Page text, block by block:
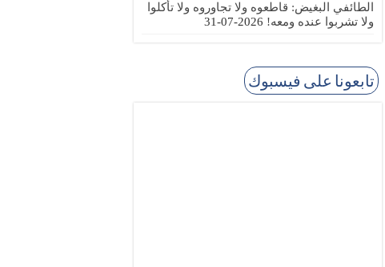
الطائفي البغيض: قاطعوه ولا تجاوروه ولا تأكلوا
ولا تشربوا عنده ومعه! 2026-07-31
تابعونا على فيسبوك